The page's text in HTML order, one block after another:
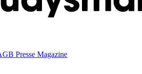
Presse Magazine